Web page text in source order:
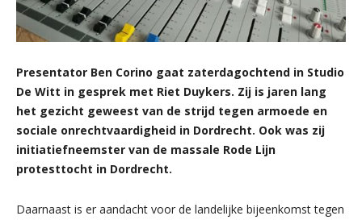
Presentator Ben Corino gaat zaterdagochtend in Studio
De Witt in gesprek met Riet Duykers. Zij is jaren lang
het gezicht geweest van de strijd tegen armoede en
sociale onrechtvaardigheid in Dordrecht. Ook was zij
initiatiefneemster van de massale Rode Lijn
protesttocht in Dordrecht.
Daarnaast is er aandacht voor de landelijke bijeenkomst tegen